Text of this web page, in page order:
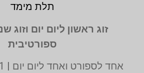
תלת מימד
זוג ראשון ליום יום וזוג
ספורטיבית